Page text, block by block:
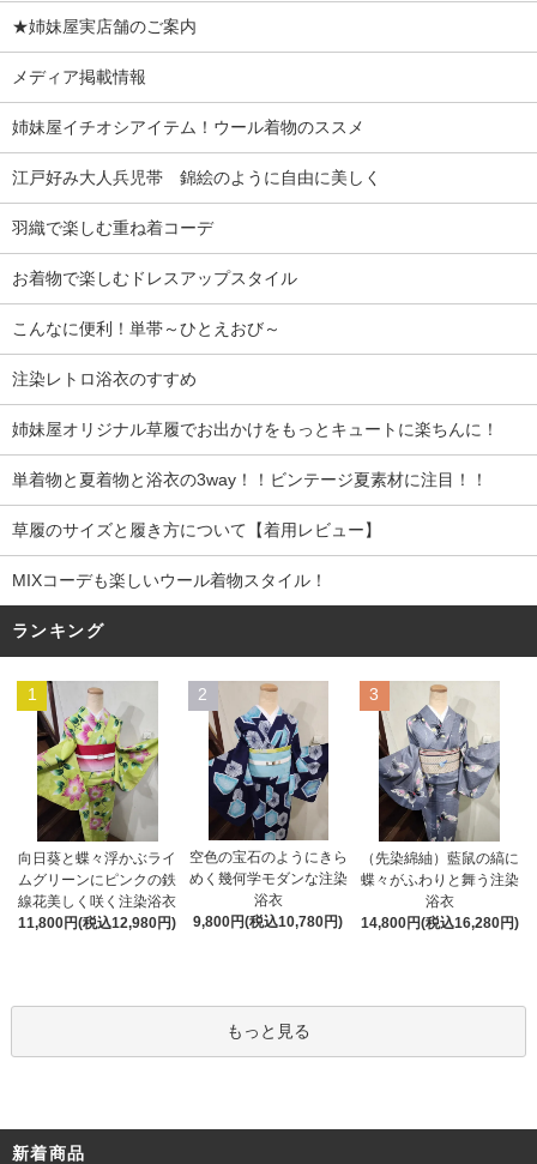
★姉妹屋実店舗のご案内
メディア掲載情報
姉妹屋イチオシアイテム！ウール着物のススメ
江戸好み大人兵児帯 錦絵のように自由に美しく
羽織で楽しむ重ね着コーデ
お着物で楽しむドレスアップスタイル
こんなに便利！単帯～ひとえおび～
注染レトロ浴衣のすすめ
姉妹屋オリジナル草履でお出かけをもっとキュートに楽ちんに！
単着物と夏着物と浴衣の3way！！ビンテージ夏素材に注目！！
草履のサイズと履き方について【着用レビュー】
MIXコーデも楽しいウール着物スタイル！
ランキング
1
向日葵と蝶々浮かぶライ
ムグリーンにピンクの鉄
線花美しく咲く注染浴衣
11,800円(税込12,980円)
2
空色の宝石のようにきら
めく幾何学モダンな注染
浴衣
9,800円(税込10,780円)
3
（先染綿紬）藍鼠の縞に
蝶々がふわりと舞う注染
浴衣
14,800円(税込16,280円)
もっと見る
新着商品